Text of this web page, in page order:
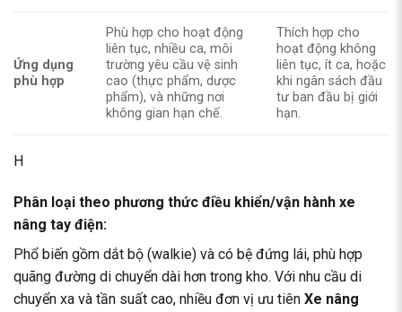
Ứng dụng
phù hợp
Phù hợp cho hoạt động
liên tục, nhiều ca, môi
trường yêu cầu vệ sinh
cao (thực phẩm, dược
phẩm), và những nơi
không gian hạn chế.
Thích hợp cho
hoạt động không
liên tục, ít ca, hoặc
khi ngân sách đầu
tư ban đầu bị giới
hạn.
H
Phân loại theo phương thức điều khiển/vận hành xe
nâng tay điện:
Phổ biến gồm dắt bộ (walkie) và có bệ đứng lái, phù hợp
quãng đường di chuyển dài hơn trong kho. Với nhu cầu di
chuyển xa và tần suất cao, nhiều đơn vị ưu tiên Xe nâng